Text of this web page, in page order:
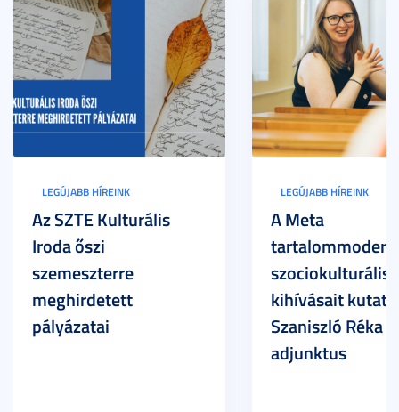
LEGÚJABB HÍREINK
Az SZTE Kulturális
Iroda őszi
szemeszterre
meghirdetett
pályázatai
LEGÚJABB HÍREINK
A Meta
szociokulturális
kihívásait
Szaniszló Réka
adjunktus